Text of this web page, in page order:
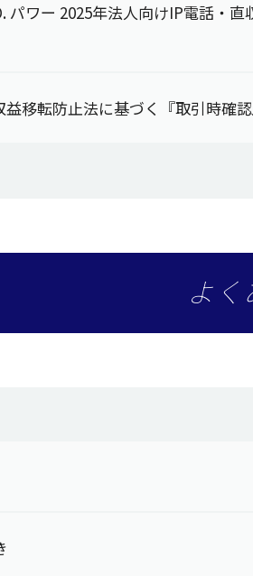
パワー 2025年法人向けIP電話・
益移転防止法に基づく『取引時確
よ